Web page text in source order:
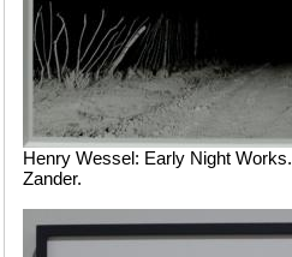
Henry Wessel: Early Night
Zander.